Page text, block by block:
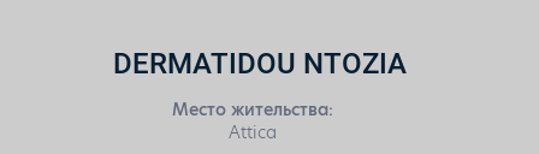
DERMATIDOU NTOZIA
Место жительства:
Attica